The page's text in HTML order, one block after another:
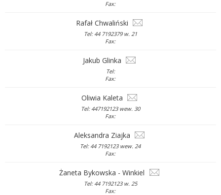
Fax:
Rafał Chwaliński
Tel: 44 7192379 w. 21
Fax:
Jakub Glinka
Tel:
Fax:
Oliwia Kaleta
Tel: 447192123 wew. 30
Fax:
Aleksandra Ziajka
Tel: 44 7192123 wew. 24
Fax:
Żaneta Bykowska - Winkiel
Tel: 44 7192123 w. 25
Fax: